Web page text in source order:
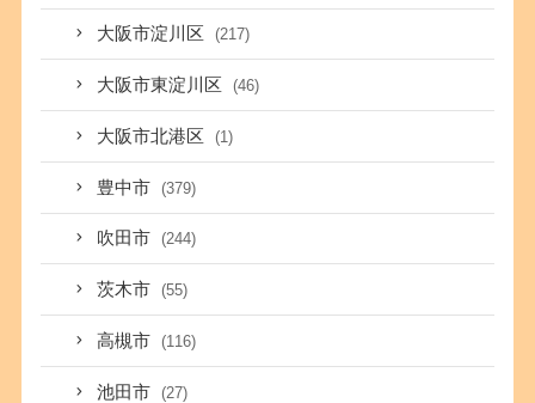
大阪市淀川区 (217)
大阪市東淀川区 (46)
大阪市北港区 (1)
豊中市 (379)
吹田市 (244)
茨木市 (55)
高槻市 (116)
池田市 (27)